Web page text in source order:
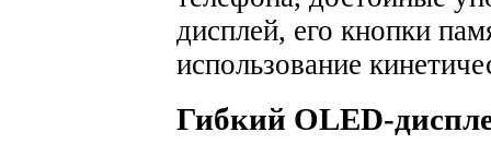
дисплей, его кнопки
использование
Гибкий OLED-